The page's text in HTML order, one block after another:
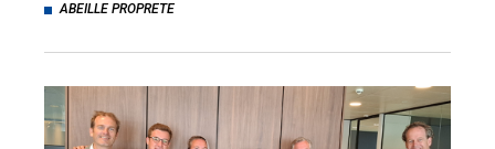
ABEILLE PROPRETE